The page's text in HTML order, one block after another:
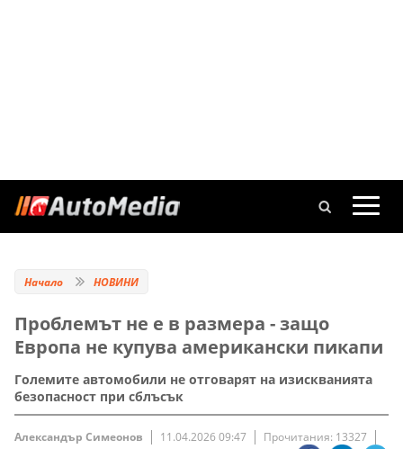
Начало НОВИНИ
Проблемът не е в размера - защо
Европа не купува американски пикапи
Големите автомобили не отговарят на изискванията
безопасност при сблъсък
Александър Симеонов 11.04.2026 09:47 Прочитания: 13327